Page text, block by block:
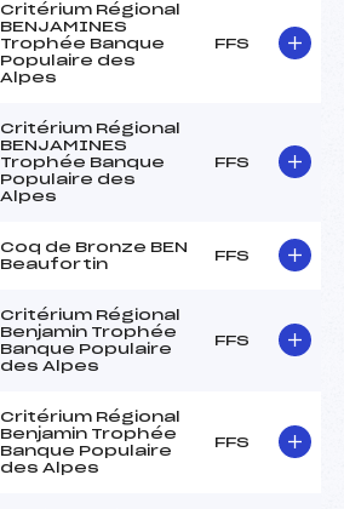
Critérium Régional
BENJAMINES
Trophée Banque
Populaire des
Alpes
FFS
Critérium Régional
BENJAMINES
Trophée Banque
Populaire des
Alpes
FFS
Coq de Bronze BEN
Beaufortin
FFS
Critérium Régional
Benjamin Trophée
Banque Populaire
des Alpes
FFS
Critérium Régional
Benjamin Trophée
Banque Populaire
des Alpes
FFS